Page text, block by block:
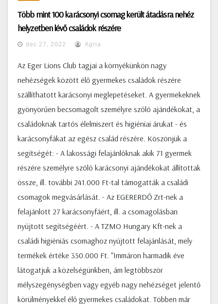
Több mint 100 karácsonyi csomag került átadásra nehéz
helyzetben lévő családok részére
dec 27, 2022 Agria
Az Eger Lions Club tagjai a környékünkön nagy
nehézségek között élő gyermekes családok részére
szállíthatott karácsonyi meglepetéseket. A gyermekeknek
gyönyörűen becsomagolt személyre szóló ajándékokat, a
családoknak tartós élelmiszert és higiéniai árukat - és
karácsonyfákat az egész család részére. Köszönjük a
segítségét: - A lakossági felajánlóknak akik 71 gyermek
részére személyre szóló karácsonyi ajándékokat állítottak
össze, ill. további 241.000 Ft-tal támogatták a családi
csomagok megvásárlását. - Az EGERERDŐ Zrt-nek a
felajánlott 27 karácsonyfáért, ill. a csomagolásban
nyújtott segítségéért. - A TZMO Hungary Kft-nek a
családi higiéniás csomaghoz nyújtott felajánlását, mely
termékek értéke 350.000 Ft. "Immáron harmadik éve
látogatjuk a közelségünkben, ám legtöbbször
mélyszegénységben vagy egyéb nagy nehézséget jelentő
körülményekkel élő gyermekes családokat. Többen már